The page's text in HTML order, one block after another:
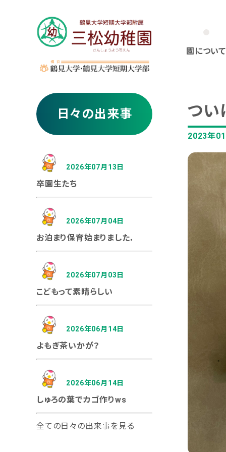
園について
つい
2023年
日々の出来事
2026年07月13日
卒園生たち
2026年07月04日
お泊まり保育始まりました．
2026年07月03日
こどもって素晴らしい
2026年06月14日
よもぎ茶いかが？
2026年06月14日
しゅろの葉でカゴ作りws
全ての日々の出来事を見る